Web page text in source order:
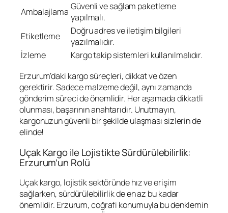
Ambalajlama Güvenli ve sağlam paketleme
yapılmalı.
Etiketleme
Doğru adres ve iletişim bilgileri
yazılmalıdır.
İzleme
Kargo takip sistemleri kullanılmalıdır.
Erzurum’daki kargo süreçleri, dikkat ve özen
gerektirir. Sadece malzeme değil, aynı zamanda
gönderim süreci de önemlidir. Her aşamada dikkatli
olunması, başarının anahtarıdır. Unutmayın,
kargonuzun güvenli bir şekilde ulaşması sizlerin de
elinde!
Uçak Kargo ile Lojistikte Sürdürülebilirlik:
Erzurum’un Rolü
Uçak kargo, lojistik sektöründe hız ve erişim
sağlarken, sürdürülebilirlik de en az bu kadar
önemlidir. Erzurum, coğrafi konumuyla bu denklemin